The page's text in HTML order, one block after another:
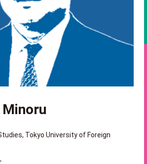
Minoru
Tokyo University of Foreign